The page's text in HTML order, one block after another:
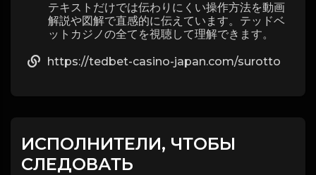
テキストだけでは伝わりにくい操作方法を動画
解説や図解で直感的に伝えています。テッドベ
ットカジノの全てを視聴して理解できます。
https://tedbet-casino-japan.com/surotto
ИСПОЛНИТЕЛИ, ЧТОБЫ
СЛЕДОВАТЬ